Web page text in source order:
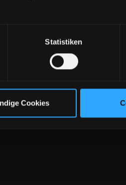
Statistiken
Cookies